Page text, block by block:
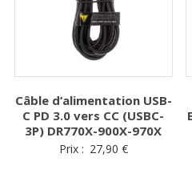
Câble d’alimentation USB-
C PD 3.0 vers CC (USBC-
3P) DR770X-900X-970X
Prix : 27,90 €